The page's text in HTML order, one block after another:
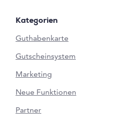
Kategorien
Guthabenkarte
Gutscheinsystem
Marketing
Neue Funktionen
Partner